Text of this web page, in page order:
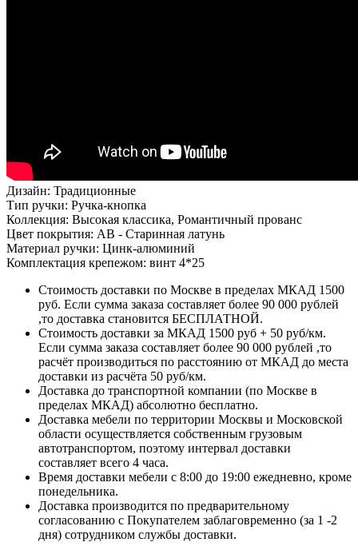
Дизайн: Традиционные
Тип ручки: Ручка-кнопка
Коллекция: Высокая классика, Романтичный прованс
Цвет покрытия: AB - Старинная латунь
Материал ручки: Цинк-алюминий
Комплектация крепежом: винт 4*25
Стоимость доставки по Москве в пределах МКАД 1500
руб. Если сумма заказа составляет более 90 000 рублей
,то доставка становится БЕСПЛАТНОЙ.
Стоимость доставки за МКАД 1500 руб + 50 руб/км.
Если сумма заказа составляет более 90 000 рублей ,то
расчёт производиться по расстоянию от МКАД до места
доставки из расчёта 50 руб/км.
Доставка до транспортной компании (по Москве в
пределах МКАД) абсолютно бесплатно.
Доставка мебели по территории Москвы и Московской
области осуществляется собственным грузовым
автотранспортом, поэтому интервал доставки
составляет всего 4 часа.
Время доставки мебели с 8:00 до 19:00 ежедневно, кроме
понедельника.
Доставка производится по предварительному
согласованию с Покупателем заблаговременно (за 1 -2
дня) сотрудником службы доставки.